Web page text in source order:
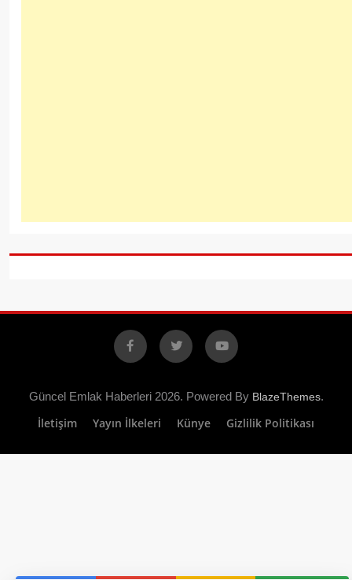
Facebook
X YouTube
Güncel Emlak Haberleri 2026. Powered By BlazeThemes.
İletişim Yayın İlkeleri Künye Gizlilik Politikası